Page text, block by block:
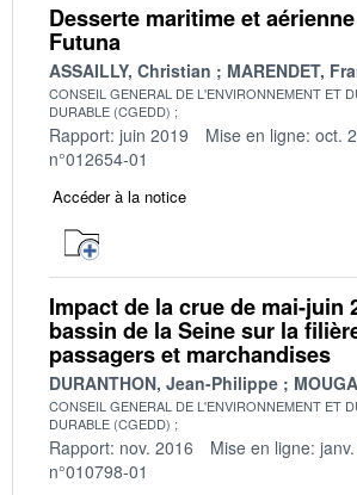
Desserte maritime et
Futuna
ASSAILLY, Christian MARENDET,
CONSEIL GENERAL DE L'ENVIRONNEMENT ET
DURABLE (CGEDD)
Rapport: juin 2019 Mise en ligne: oct.
n°012654-01
Accéder à la notice
Impact de la crue de mai-juin
bassin de la Seine sur la
passagers et marchandises
DURANTHON, Jean-Philippe
CONSEIL GENERAL DE L'ENVIRONNEMENT ET
DURABLE (CGEDD)
Rapport: nov. 2016 Mise en ligne:
n°010798-01